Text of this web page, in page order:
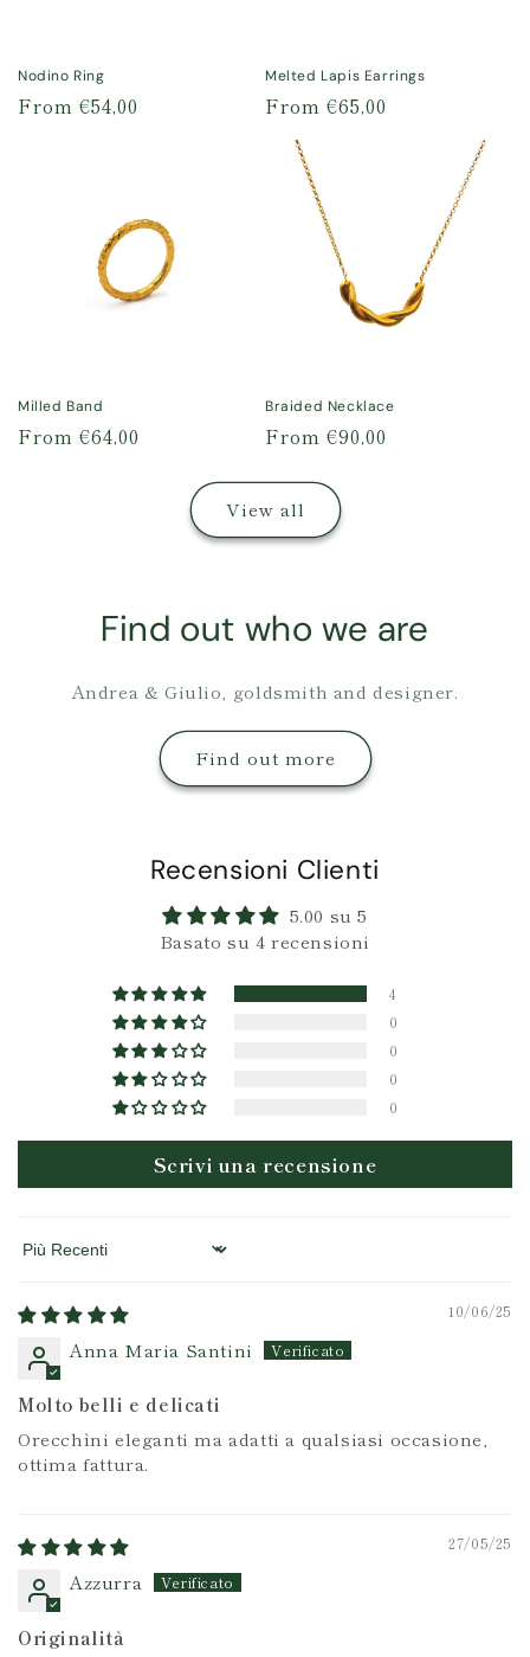
da abbinare
all’anello 🤭).
Consiglio vivamente
Nodino Ring
Regular
From €54,00
Melted Lapis Earrings
Regular
price
From €65,00
Milled Band
Regular
From €64,00
Braided Necklace
Regular
From €90,00
View all
Find out who we are
Andrea & Giulio, goldsmith and designer.
Find out more
Recensioni Clienti
5.00 su 5
Basato su 4 recensioni
4
0
0
0
0
Scrivi una recensione
Sort by
10/06/25
Anna Maria Santini
Molto belli e delicati
Orecchìni eleganti ma adatti a qualsiasi occasione,
ottima fattura.
27/05/25
Azzurra
Originalità